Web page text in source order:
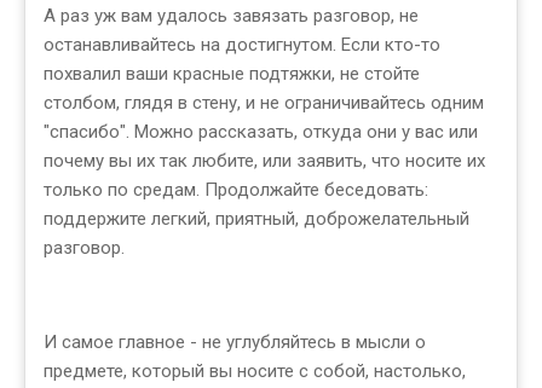
А раз уж вам удалось завязать разговор, не
останавливайтесь на достигнутом. Если кто-то
похвалил ваши красные подтяжки, не стойте
столбом, глядя в стену, и не ограничивайтесь одним
"спасибо". Можно рассказать, откуда они у вас или
почему вы их так любите, или заявить, что носите их
только по средам. Продолжайте беседовать:
поддержите легкий, приятный, доброжелательный
разговор.
И самое главное - не углубляйтесь в мысли о
предмете, который вы носите с собой, настолько,